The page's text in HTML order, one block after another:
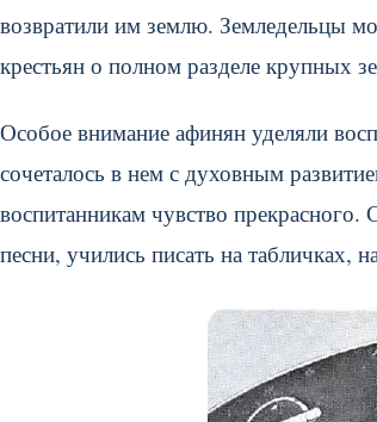
возвратили им землю. Земледельцы
крестьян о полном разделе крупных
Особое внимание афинян уделяли
сочеталось в нем с духовным
воспитанникам чувство прекрасного.
песни, учились писать на табличках,